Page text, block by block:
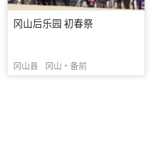
冈山后乐园 初春祭
冈山县 冈山・备前